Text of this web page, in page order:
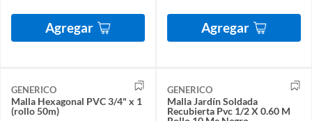
Agregar Agregar
GENERICO
Malla Hexagonal PVC 3/4" x 1
(rollo 50m)
GENERICO
Malla Jardín Soldada
Recubierta Pvc 1/2 X 0.60 M